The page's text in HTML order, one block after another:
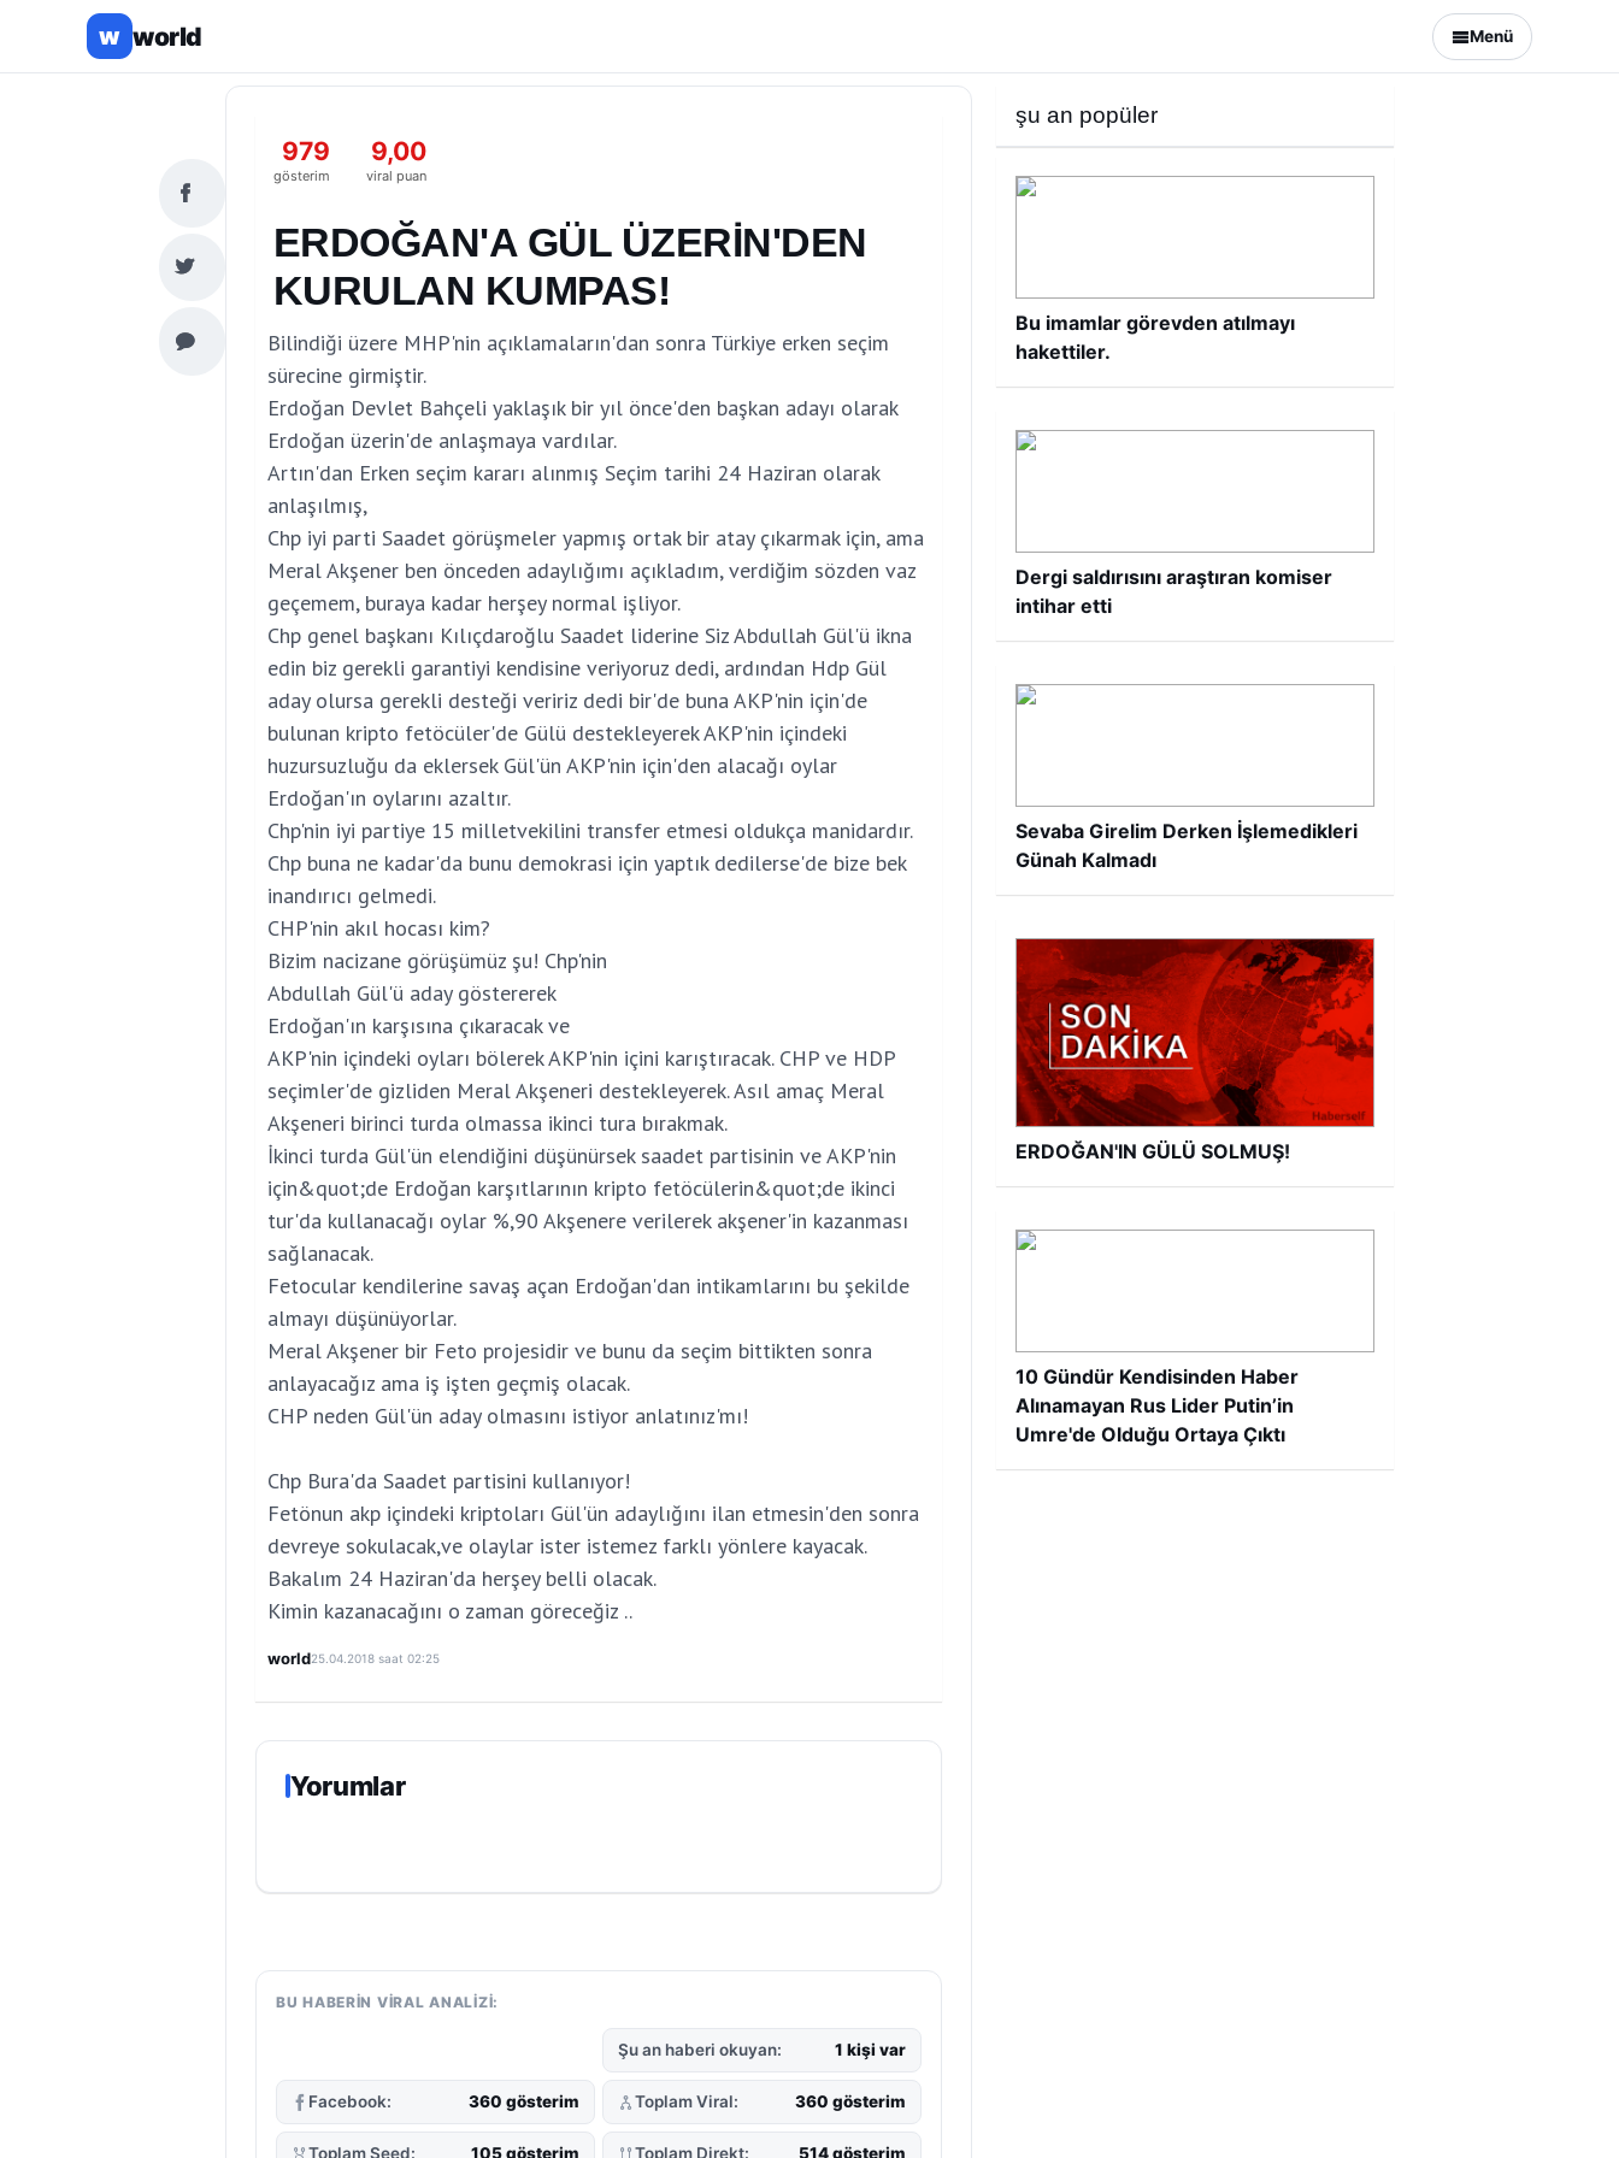
w world Menü
979
gösterim
9,00
viral puan
ERDOĞAN'A GÜL ÜZERİN'DEN
KURULAN KUMPAS!
Bilindiği üzere MHP'nin açıklamaların'dan sonra Türkiye erken seçim
sürecine girmiştir.
Erdoğan Devlet Bahçeli yaklaşık bir yıl önce'den başkan adayı olarak
Erdoğan üzerin'de anlaşmaya vardılar.
Artın'dan Erken seçim kararı alınmış Seçim tarihi 24 Haziran olarak
anlaşılmış,
Chp iyi parti Saadet görüşmeler yapmış ortak bir atay çıkarmak için, ama
Meral Akşener ben önceden adaylığımı açıkladım, verdiğim sözden vaz
geçemem, buraya kadar herşey normal işliyor.
Chp genel başkanı Kılıçdaroğlu Saadet liderine Siz Abdullah Gül'ü ikna
edin biz gerekli garantiyi kendisine veriyoruz dedi, ardından Hdp Gül
aday olursa gerekli desteği veririz dedi bir'de buna AKP'nin için'de
bulunan kripto fetöcüler'de Gülü destekleyerek AKP'nin içindeki
huzursuzluğu da eklersek Gül'ün AKP'nin için'den alacağı oylar
Erdoğan'ın oylarını azaltır.
Chp'nin iyi partiye 15 milletvekilini transfer etmesi oldukça manidardır.
Chp buna ne kadar'da bunu demokrasi için yaptık dedilerse'de bize bek
inandırıcı gelmedi.
CHP'nin akıl hocası kim?
Bizim nacizane görüşümüz şu! Chp'nin
Abdullah Gül'ü aday göstererek
Erdoğan'ın karşısına çıkaracak ve
AKP'nin içindeki oyları bölerek AKP'nin içini karıştıracak. CHP ve HDP
seçimler'de gizliden Meral Akşeneri destekleyerek. Asıl amaç Meral
Akşeneri birinci turda olmassa ikinci tura bırakmak.
İkinci turda Gül'ün elendiğini düşünürsek saadet partisinin ve AKP'nin
için&quot;de Erdoğan karşıtlarının kripto fetöcülerin&quot;de ikinci
tur'da kullanacağı oylar %,90 Akşenere verilerek akşener'in kazanması
sağlanacak.
Fetocular kendilerine savaş açan Erdoğan'dan intikamlarını bu şekilde
almayı düşünüyorlar.
Meral Akşener bir Feto projesidir ve bunu da seçim bittikten sonra
anlayacağız ama iş işten geçmiş olacak.
CHP neden Gül'ün aday olmasını istiyor anlatınız'mı!
Chp Bura'da Saadet partisini kullanıyor!
Fetönun akp içindeki kriptoları Gül'ün adaylığını ilan etmesin'den sonra
devreye sokulacak,ve olaylar ister istemez farklı yönlere kayacak.
Bakalım 24 Haziran'da herşey belli olacak.
Kimin kazanacağını o zaman göreceğiz ..
world25.04.2018 saat 02:25
Yorumlar
BU HABERIN VIRAL ANALIZI:
Şu an haberi okuyan: 1 kişi var
Facebook: 360 gösterim Toplam Viral: 360 gösterim
Toplam Seed: 105 gösterim Toplam Direkt: 514 gösterim
şu an popüler
Bu imamlar görevden atılmayı
hakettiler.
Dergi saldırısını araştıran komiser
intihar etti
Sevaba Girelim Derken İşlemedikleri
Günah Kalmadı
ERDOĞAN'IN GÜLÜ SOLMUŞ!
10 Gündür Kendisinden Haber
Alınamayan Rus Lider Putin’in
Umre'de Olduğu Ortaya Çıktı